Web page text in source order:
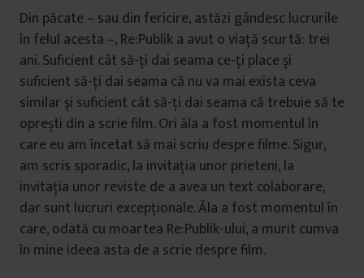
Din păcate – sau din fericire, astăzi gândesc lucrurile
în felul acesta –, Re:Publik a avut o viață scurtă: trei
ani. Suficient cât să-ți dai seama ce-ți place și
suficient să-ți dai seama că nu va mai exista ceva
similar și suficient cât să-ți dai seama că trebuie să te
oprești din a scrie film. Ori ăla a fost momentul în
care eu am încetat să mai scriu despre filme. Sigur,
am scris sporadic, la invitația unor prieteni, la
invitația unor reviste de a avea un text colaborare,
dar sunt lucruri excepționale. Ăla a fost momentul în
care, odată cu moartea Re:Publik-ului, a murit cumva
în mine ideea asta de a scrie despre film.